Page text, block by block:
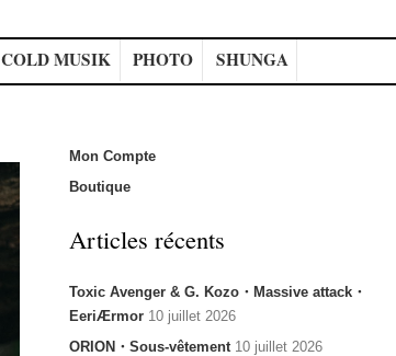
COLD MUSIK PHOTO SHUNGA
Mon Compte
Boutique
Articles récents
Toxic Avenger & G. Kozo・Massive attack・
EeriÆrmor 10 juillet 2026
ORION・Sous-vêtement 10 juillet 2026